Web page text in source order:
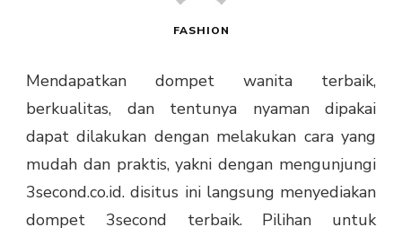
FASHION
Mendapatkan dompet wanita terbaik,
berkualitas, dan tentunya nyaman dipakai
dapat dilakukan dengan melakukan cara yang
mudah dan praktis, yakni dengan mengunjungi
3second.co.id. disitus ini langsung menyediakan
dompet 3second terbaik. Pilihan untuk